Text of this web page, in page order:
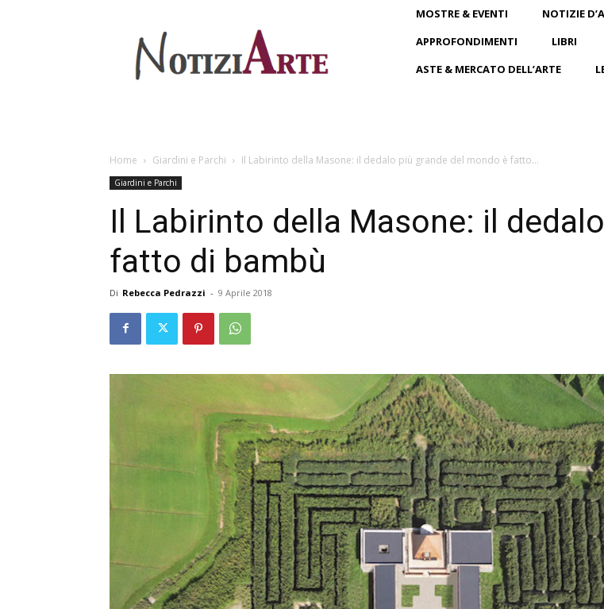
MOSTRE & EVENTI NOTIZIE
APPROFONDIMENTI
LIBRI
ASTE & MERCATO DELL’ARTE
Home Giardini e Parchi Il Labirinto della Masone: il dedalo più grande del mondo è fatto...
Giardini e Parchi
Il Labirinto della Masone: il
fatto di bambù
Di Rebecca Pedrazzi - 9 Aprile 2018